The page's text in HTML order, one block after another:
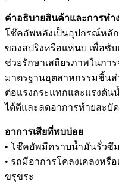
คำอธิบายสินค้าและการทำ
โช๊คอัพหลังเป็นอุปกรณ์หลั
ของสปริงหรือแหนบ เพื่อซั
ช่วยรักษาเสถียรภาพในก
มาตรฐานอุตสาหกรรมชิ้น
ต่อแรงกระแทกและแรงดัน
ได้ดีและลดอาการท้ายสะบัด
อาการเสียที่พบบ่อย
• โช๊คอัพมีคราบน้ำมันรั่วซึ
• รถมีอาการโคลงเคลงหรื
ขรุขระ